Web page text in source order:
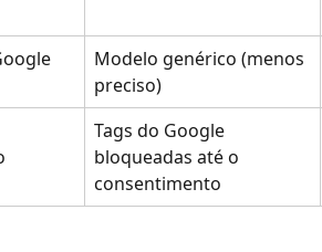
Modelo genérico (menos
preciso)
Tags do Google
bloqueadas até o
consentimento